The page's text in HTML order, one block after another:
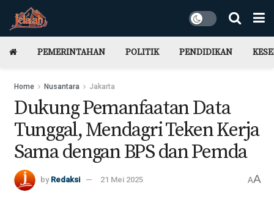
PEMERINTAHAN POLITIK PENDIDIKAN
Home Nusantara Jakarta
Dukung Pemanfaatan Data
Tunggal, Mendagri Teken Kerja
Sama dengan BPS dan Pemda
by Redaksi 21 Mei 2025 AA